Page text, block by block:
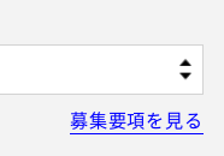
募集要項を見る